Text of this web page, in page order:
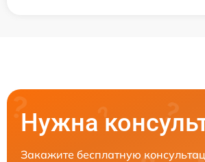
Нужна
Закажите бесплатную